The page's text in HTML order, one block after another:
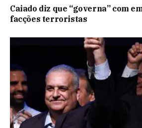
Caiado diz que “governa” com
facções terroristas